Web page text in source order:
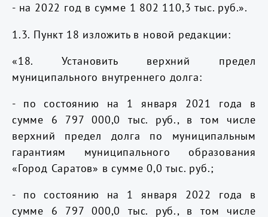
- на 2022 год в сумме 1 802 110,3 тыс. руб.».
1.3. Пункт 18 изложить в новой редакции:
«18. Установить верхний предел
муниципального внутреннего долга:
- по состоянию на 1 января 2021 года в
сумме 6 797 000,0 тыс. руб., в том числе
верхний предел долга по муниципальным
гарантиям муниципального образования
«Город Саратов» в сумме 0,0 тыс. руб.;
- по состоянию на 1 января 2022 года в
сумме 6 797 000,0 тыс. руб., в том числе